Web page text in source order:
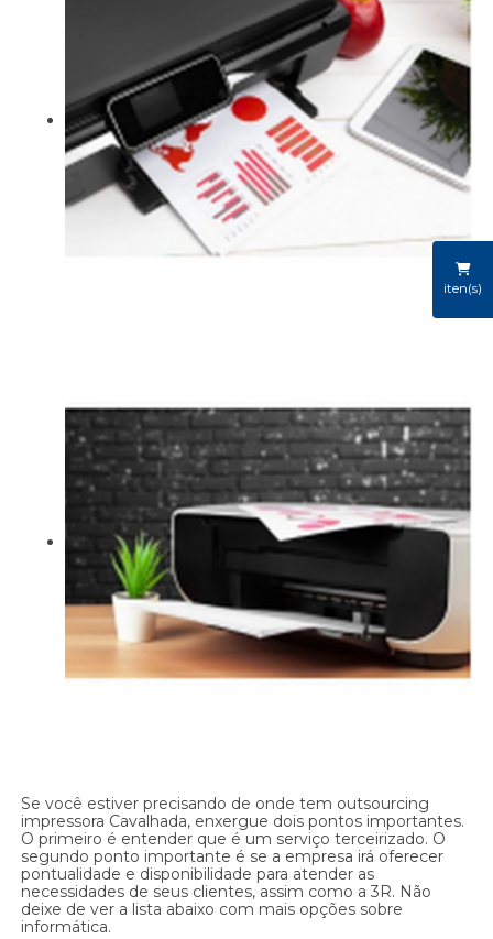
iten(s)
Se você estiver precisando de onde tem outsourcing
impressora Cavalhada, enxergue dois pontos importantes.
O primeiro é entender que é um serviço terceirizado. O
segundo ponto importante é se a empresa irá oferecer
pontualidade e disponibilidade para atender as
necessidades de seus clientes, assim como a 3R. Não
deixe de ver a lista abaixo com mais opções sobre
informática.